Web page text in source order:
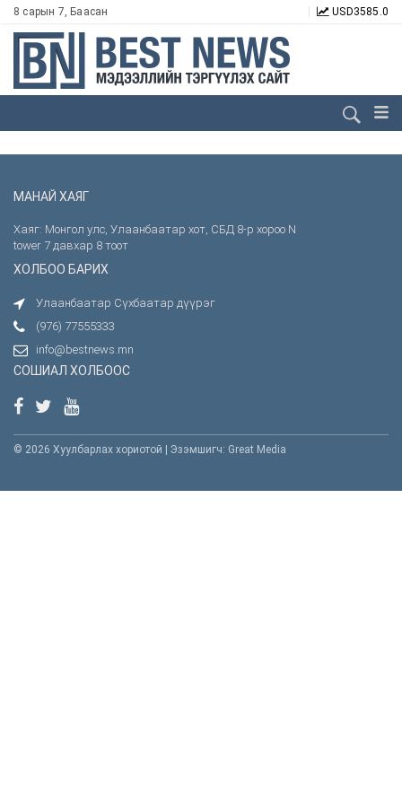
8 сарын 7, Баасан USD3585.0
МАНАЙ ХАЯГ
Хаяг: Монгол улс, Улаанбаатар хот, СБД 8-р хороо N
tower 7 давхар 8 тоот
ХОЛБОО БАРИХ
Улаанбаатар Сүхбаатар дүүрэг
(976) 77555333
info@bestnews.mn
СОШИАЛ ХОЛБООС
© 2026 Хуулбарлах хориотой | Эзэмшигч: Great Media